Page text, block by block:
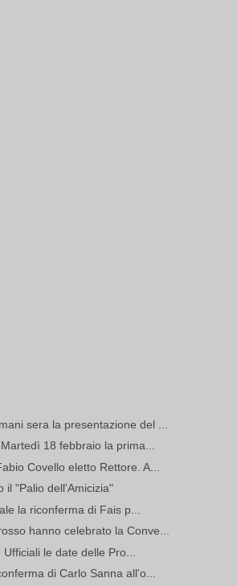
sera la presentazione del ...
18 febbraio la prima...
Covello eletto Rettore. A...
il "Palio dell'Amicizia"
la riconferma di Fais p...
hanno celebrato la Conve...
le date delle Pro...
di Carlo Sanna all'o...